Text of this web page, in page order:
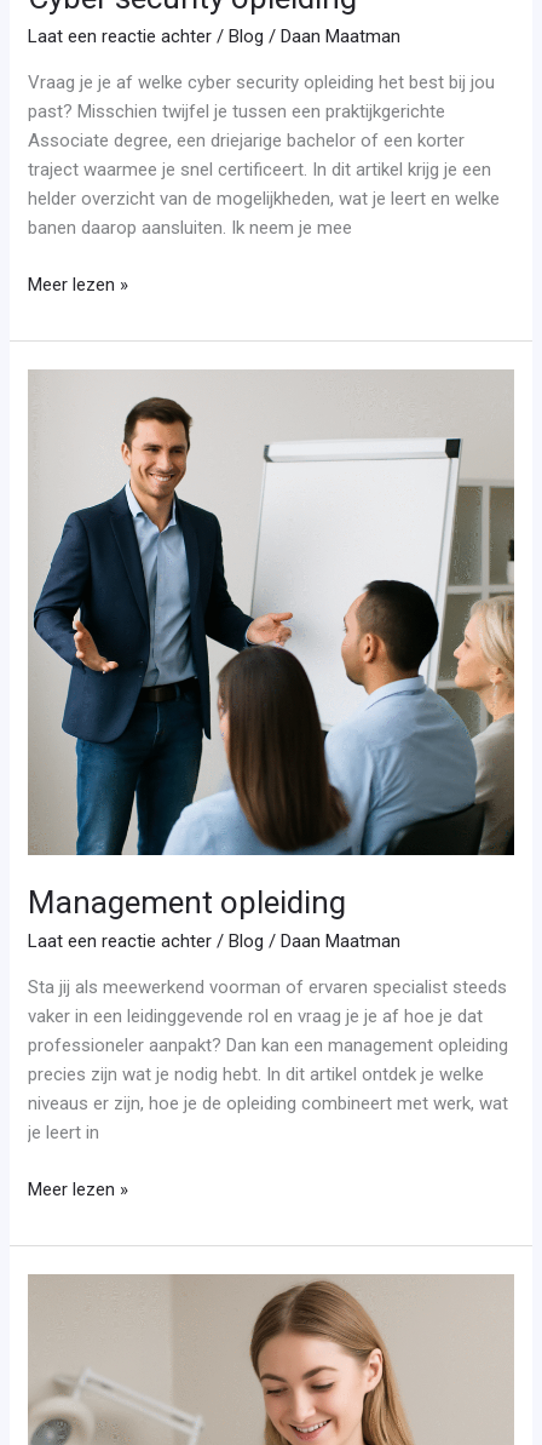
Laat een reactie achter /Blog /Daan Maatman
Vraag je je af welke cyber security opleiding het best bij jou
past? Misschien twijfel je tussen een praktijkgerichte
Associate degree, een driejarige bachelor of een korter
traject waarmee je snel certificeert. In dit artikel krijg je een
helder overzicht van de mogelijkheden, wat je leert en welke
banen daarop aansluiten. Ik neem je mee
Meer lezen »
Management opleiding
Laat een reactie achter /Blog /Daan Maatman
Sta jij als meewerkend voorman of ervaren specialist steeds
vaker in een leidinggevende rol en vraag je je af hoe je dat
professioneler aanpakt? Dan kan een management opleiding
precies zijn wat je nodig hebt. In dit artikel ontdek je welke
niveaus er zijn, hoe je de opleiding combineert met werk, wat
je leert in
Meer lezen »